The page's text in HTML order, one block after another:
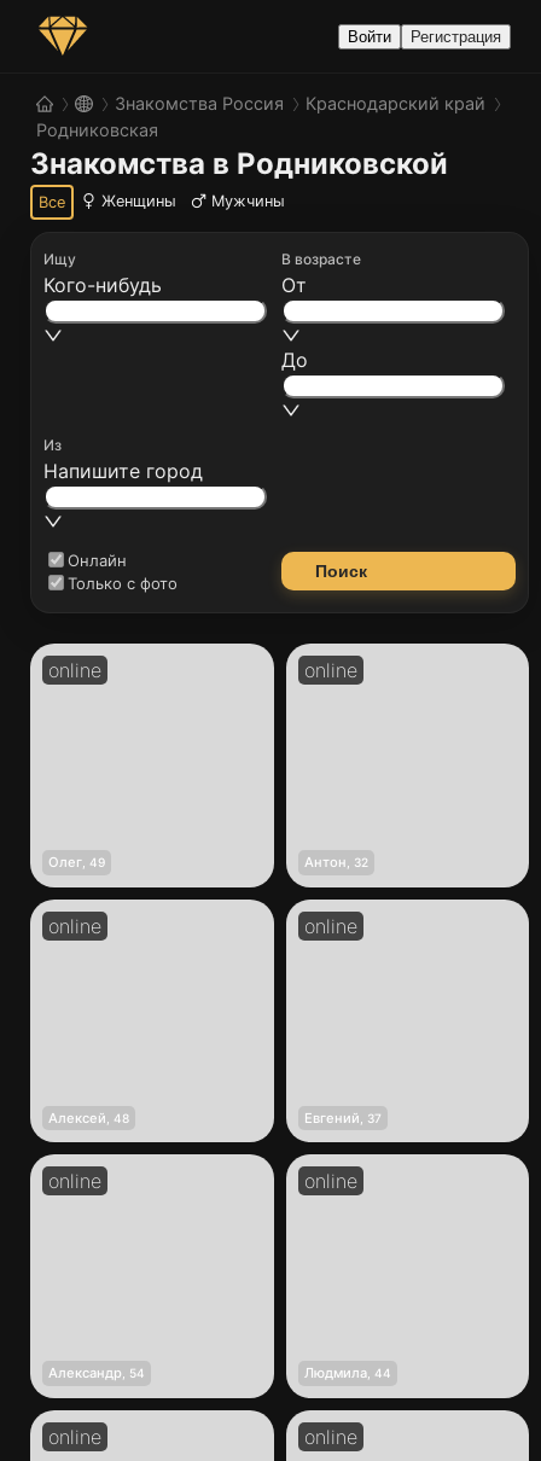
Войти Регистрация
Знакомства Россия
Краснодарский край
Родниковская
Знакомства в Родниковской
Все Женщины Мужчины
Ищу
Кого-нибудь
Из
Напишите город
В возрасте
От
До
Онлайн
Только с фото
Поиск
Олег 49 Антон 32
Алексей 48 Евгений 37
Александр 54 Людмила, 44